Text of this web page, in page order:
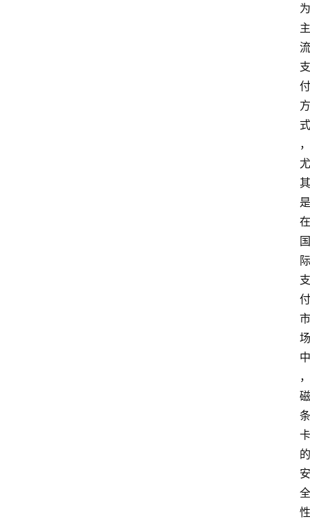
为
主
流
支
付
方
式
，
尤
其
是
在
国
际
支
付
市
场
中
，
磁
条
卡
的
安
全
性